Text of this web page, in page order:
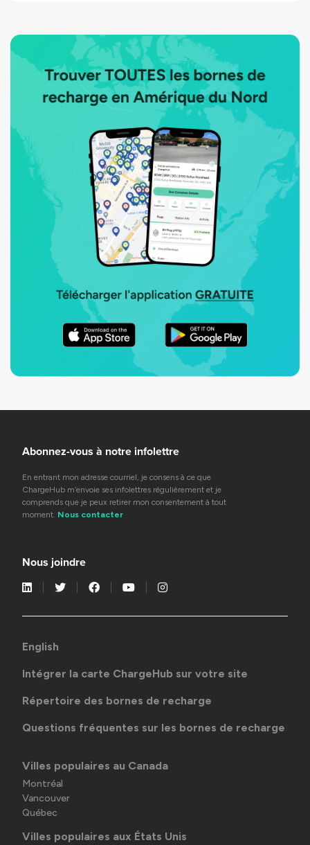
Abonnez-vous à notre infolettre
En entrant mon adresse courriel, je consens à ce que
ChargeHub m’envoie ses infolettres régulièrement et je
comprends que je peux retirer mon consentement à tout
moment. Nous contacter
Nous joindre
English
Intégrer la carte ChargeHub sur votre site
Répertoire des bornes de recharge
Questions fréquentes sur les bornes de recharge
Villes populaires au Canada
Montréal
Vancouver
Québec
Villes populaires aux États Unis